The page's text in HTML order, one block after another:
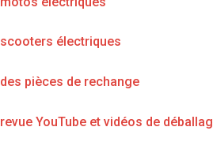
scooters électriques
des pièces de rechange
revue YouTube et vidéos de